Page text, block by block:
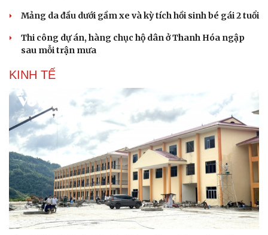
Mảng da đầu dưới gầm xe và kỳ tích hồi sinh bé gái 2 tuổi
Thi công dự án, hàng chục hộ dân ở Thanh Hóa ngập
sau mỗi trận mưa
KINH TẾ